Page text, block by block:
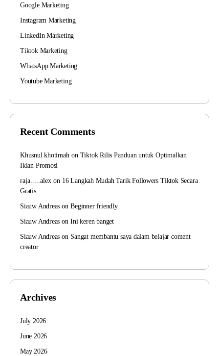
Google Marketing
Instagram Marketing
LinkedIn Marketing
Tiktok Marketing
WhatsApp Marketing
Youtube Marketing
Recent Comments
Khusnul khotimahon Tiktok Rilis Panduan untuk Optimalkan
Iklan Promosi
raja.....alex on 16 Langkah Mudah Tarik Followers Tiktok Secara
Gratis
Siauw Andreas onBeginner friendly
Siauw Andreas onIni keren banget
Siauw Andreas on Sangat membantu saya dalam belajar content
creator
Archives
July 2026
June 2026
May 2026